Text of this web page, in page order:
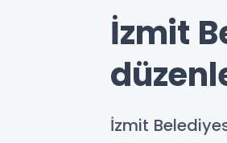
İzmit
İzmit